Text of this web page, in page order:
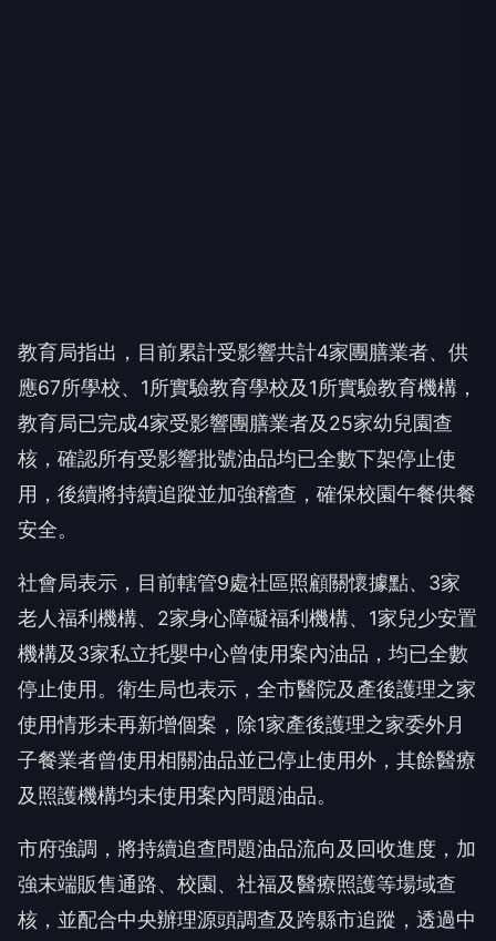
教育局指出，目前累計受影響共計4家團膳業者、供
應67所學校、1所實驗教育學校及1所實驗教育機構，
教育局已完成4家受影響團膳業者及25家幼兒園查
核，確認所有受影響批號油品均已全數下架停止使
用，後續將持續追蹤並加強稽查，確保校園午餐供餐
安全。
社會局表示，目前轄管9處社區照顧關懷據點、3家
老人福利機構、2家身心障礙福利機構、1家兒少安置
機構及3家私立托嬰中心曾使用案內油品，均已全數
停止使用。衛生局也表示，全市醫院及產後護理之家
使用情形未再新增個案，除1家產後護理之家委外月
子餐業者曾使用相關油品並已停止使用外，其餘醫療
及照護機構均未使用案內問題油品。
市府強調，將持續追查問題油品流向及回收進度，加
強末端販售通路、校園、社福及醫療照護等場域查
核，並配合中央辦理源頭調查及跨縣市追蹤，透過中